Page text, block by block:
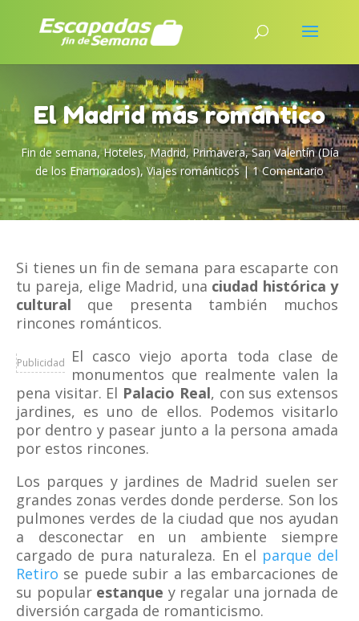
El Madrid más romántico
Fin de semana,Hoteles,Madrid,Primavera,San Valentín (Día
de los Enamorados),Viajes románticos|1 Comentario
Si tienes un fin de semana para escaparte con
tu pareja, elige Madrid, una ciudad histórica y
cultural que presenta también muchos
rincones románticos.
Publicidad
El casco viejo aporta toda clase de
monumentos que realmente valen la
pena visitar. El Palacio Real, con sus extensos
jardines, es uno de ellos. Podemos visitarlo
por dentro y pasear junto a la persona amada
por estos rincones.
Los parques y jardines de Madrid suelen ser
grandes zonas verdes donde perderse. Son los
pulmones verdes de la ciudad que nos ayudan
a desconectar en un ambiente siempre
cargado de pura naturaleza. En el parque del
Retiro se puede subir a las embarcaciones de
su popularestanque y regalar una jornada de
diversión cargada de romanticismo.